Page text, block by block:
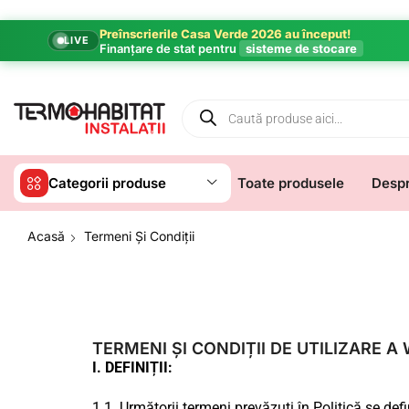
LIVE
Preînscrierile Casa Verde 2026 au început!
Finanțare de stat pentru
sisteme de stocare
Categorii produse Toate produsele
Acasă Termeni Și Condiții
TERMENI ȘI CONDIȚII DE UTILIZARE A
I. DEFINIȚII: